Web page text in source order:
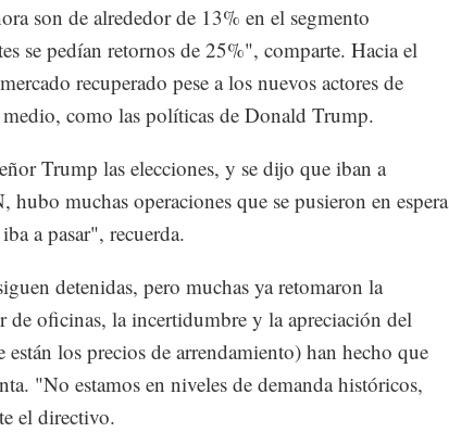
son de alrededor de 13% en el segmento
se pedían retornos de 25%", comparte. Hacia el
recuperado pese a los nuevos actores de
como las políticas de Donald Trump.
Trump las elecciones, y se dijo que iban a
muchas operaciones que se pusieron en espera
a pasar", recuerda.
detenidas, pero muchas ya retomaron la
de oficinas, la incertidumbre y la apreciación del
los precios de arrendamiento) han hecho que
"No estamos en niveles de demanda históricos,
el directivo.